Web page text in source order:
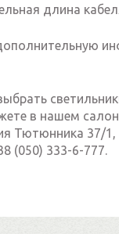
длина
в нашем
Тютюнника 37/1,
(050) 333-6-777.